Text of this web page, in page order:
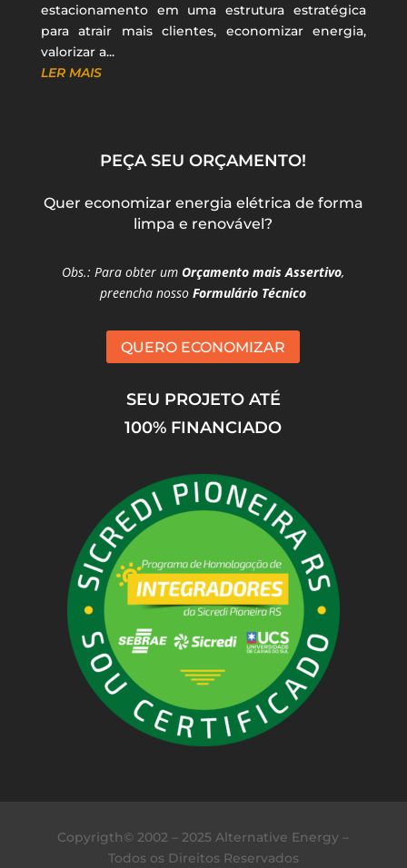
estacionamento em uma estrutura estratégica
para atrair mais clientes, economizar energia,
valorizar a...
LER MAIS
PEÇA SEU ORÇAMENTO!
Quer economizar energia elétrica de forma
limpa e renovável?
Obs.: Para obter um Orçamento mais Assertivo,
preencha nossoFormulário Técnico
QUERO ECONOMIZAR
SEU PROJETO ATÉ
100% FINANCIADO
Copyrigth© 2002 – 2025 Alternative Energy –
Todos os Direitos Reservados